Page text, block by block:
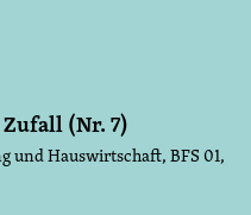
(Nr. 7)
und Hauswirtschaft, BFS 01,